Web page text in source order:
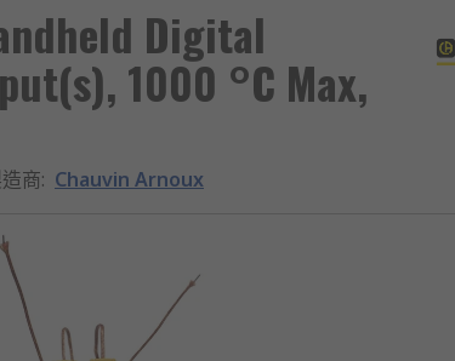
Digital
1000 °C Max,
商: Chauvin Arnoux